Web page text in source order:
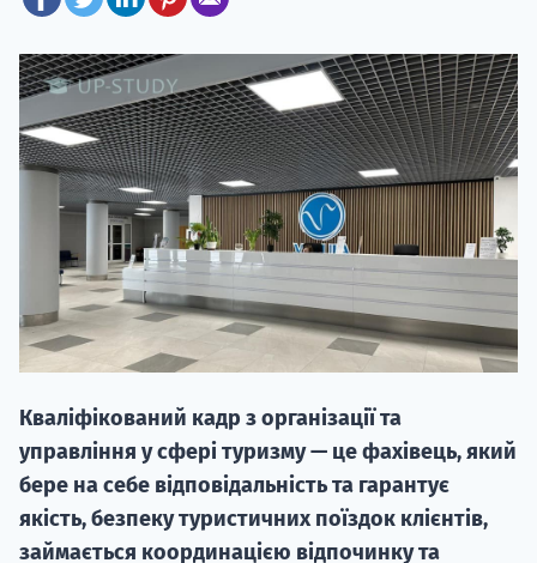
Кваліфікований кадр з організації та
управління у сфері туризму — це фахівець, який
бере на себе відповідальність та гарантує
якість, безпеку туристичних поїздок клієнтів,
займається координацією відпочинку та
НАБІР
вступ на